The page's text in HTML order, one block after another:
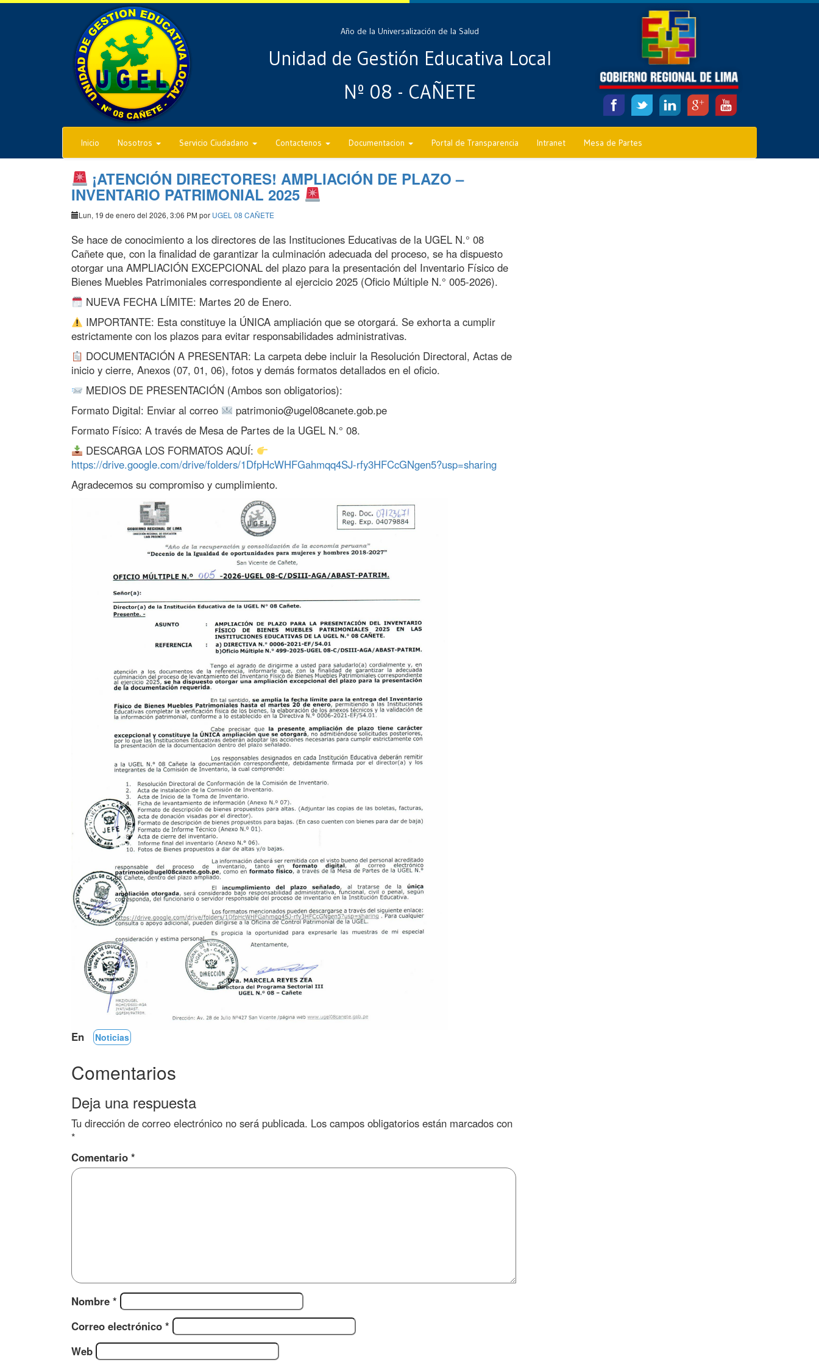
Año de la Universalización de la Salud
Unidad de Gestión Educativa Local
Nº 08 - CAÑETE
Inicio Nosotros Servicio Ciudadano Contactenos Documentacion Portal de Transparencia Intranet Mesa de Partes
¡ATENCIÓN DIRECTORES! AMPLIACIÓN DE PLAZO –
INVENTARIO PATRIMONIAL 2025
Lun, 19 de enero del 2026, 3:06 PM por UGEL 08 CAÑETE
Se hace de conocimiento a los directores de las Instituciones Educativas de la UGEL N.° 08
Cañete que, con la finalidad de garantizar la culminación adecuada del proceso, se ha dispuesto
otorgar una AMPLIACIÓN EXCEPCIONAL del plazo para la presentación del Inventario Físico de
Bienes Muebles Patrimoniales correspondiente al ejercicio 2025 (Oficio Múltiple N.° 005-2026).
NUEVA FECHA LÍMITE: Martes 20 de Enero.
IMPORTANTE: Esta constituye la ÚNICA ampliación que se otorgará. Se exhorta a cumplir
estrictamente con los plazos para evitar responsabilidades administrativas.
DOCUMENTACIÓN A PRESENTAR: La carpeta debe incluir la Resolución Directoral, Actas de
inicio y cierre, Anexos (07, 01, 06), fotos y demás formatos detallados en el oficio.
MEDIOS DE PRESENTACIÓN (Ambos son obligatorios):
Formato Digital: Enviar al correo
patrimonio@ugel08canete.gob.pe
Formato Físico: A través de Mesa de Partes de la UGEL N.° 08.
DESCARGA LOS FORMATOS AQUÍ:
https://drive.google.com/drive/folders/1DfpHcWHFGahmqq4SJ-rfy3HFCcGNgen5?usp=sharing
Agradecemos su compromiso y cumplimiento.
En Noticias
Comentarios
Deja una respuesta
Tu dirección de correo electrónico no será publicada. Los campos obligatorios están marcados con
*
Comentario *
Nombre *
Correo electrónico *
Web